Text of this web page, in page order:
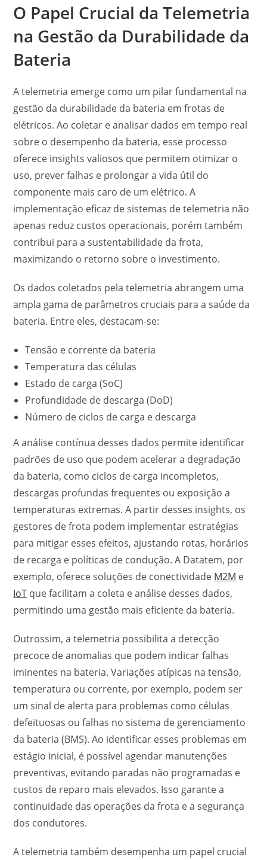
O Papel Crucial da Telemetria
na Gestão da Durabilidade da
Bateria
A telemetria emerge como um pilar fundamental na
gestão da durabilidade da bateria em frotas de
elétricos. Ao coletar e analisar dados em tempo real
sobre o desempenho da bateria, esse processo
oferece insights valiosos que permitem otimizar o
uso, prever falhas e prolongar a vida útil do
componente mais caro de um elétrico. A
implementação eficaz de sistemas de telemetria não
apenas reduz custos operacionais, porém também
contribui para a sustentabilidade da frota,
maximizando o retorno sobre o investimento.
Os dados coletados pela telemetria abrangem uma
ampla gama de parâmetros cruciais para a saúde da
bateria. Entre eles, destacam-se:
Tensão e corrente da bateria
Temperatura das células
Estado de carga (SoC)
Profundidade de descarga (DoD)
Número de ciclos de carga e descarga
A análise contínua desses dados permite identificar
padrões de uso que podem acelerar a degradação
da bateria, como ciclos de carga incompletos,
descargas profundas frequentes ou exposição a
temperaturas extremas. A partir desses insights, os
gestores de frota podem implementar estratégias
para mitigar esses efeitos, ajustando rotas, horários
de recarga e políticas de condução. A Datatem, por
exemplo, oferece soluções de conectividade M2M e
IoT que facilitam a coleta e análise desses dados,
permitindo uma gestão mais eficiente da bateria.
Outrossim, a telemetria possibilita a detecção
precoce de anomalias que podem indicar falhas
iminentes na bateria. Variações atípicas na tensão,
temperatura ou corrente, por exemplo, podem ser
um sinal de alerta para problemas como células
defeituosas ou falhas no sistema de gerenciamento
da bateria (BMS). Ao identificar esses problemas em
estágio inicial, é possível agendar manutenções
preventivas, evitando paradas não programadas e
custos de reparo mais elevados. Isso garante a
continuidade das operações da frota e a segurança
dos condutores.
A telemetria também desempenha um papel crucial